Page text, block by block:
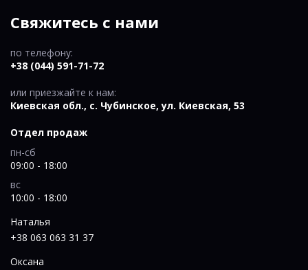
Свяжитесь с нами
по телефону:
+38 (044) 591-71-72
или приезжайте к нам:
Киевская обл., c. Чубинское, ул. Киевская, 53
Отдел продаж
пн-сб
09:00 - 18:00
вс
10:00 - 18:00
Наталья
+38 063 063 31 37
Оксана